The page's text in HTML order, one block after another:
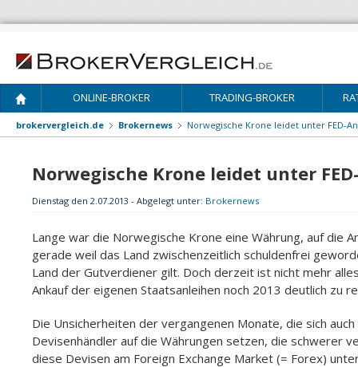
ONLINE-BROKER TRADING-BROKER
brokervergleich.de Brokernews Norwegische Krone leidet unter FED-
Norwegische Krone leidet unter
Dienstag den 2.07.2013 - Abgelegt unter: Brokernews
Lange war die Norwegische Krone eine Währung, auf die
gerade weil das Land zwischenzeitlich schuldenfrei
Land der Gutverdiener gilt. Doch derzeit ist nicht mehr
Ankauf der eigenen Staatsanleihen noch 2013 deutlich zu
Die Unsicherheiten der vergangenen Monate, die sich
Devisenhändler auf die Währungen setzen, die schwerer
diese Devisen am Foreign Exchange Market (= Forex)